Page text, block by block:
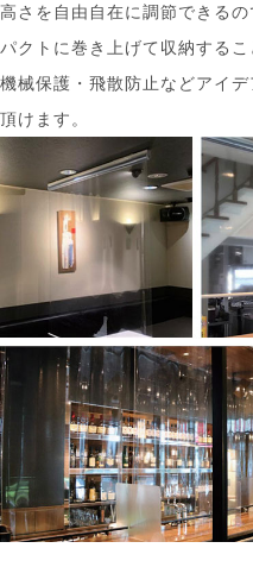
高さを自由自在に調節できる
パクトに巻き上げて収納するこ
機械保護・飛散防止などアイ
頂けます。